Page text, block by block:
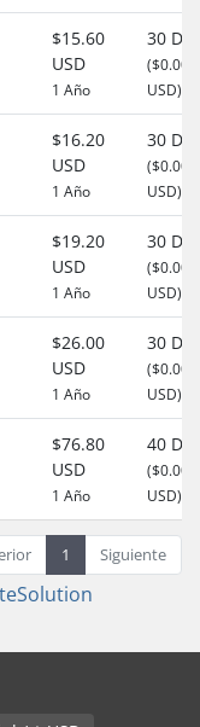
$15.60
USD
1 Año
30
($0.00
USD)
$16.20
USD
1 Año
30
($0.00
USD)
$19.20
USD
1 Año
30
($0.00
USD)
$26.00
USD
1 Año
30
($0.00
USD)
$76.80
USD
1 Año
40
($0.00
USD)
1 Siguiente